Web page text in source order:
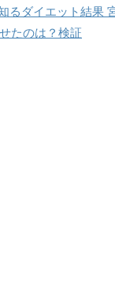
るダイエット結果
たのは？検証